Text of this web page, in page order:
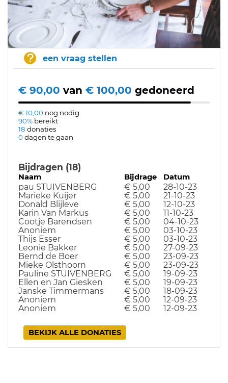
een vraag stellen
€ 90,00 van € 100,00 gedoneerd
€ 10,00 nog nodig
90% bereikt
18 donaties
0dagen te gaan
Bijdragen (18)
Naam Bijdrage Datum
pau STUIVENBERG € 5,00
28-10-23
Marieke Kuijer
€ 5,00
21-10-23
Donald Blijleve
€ 5,00
12-10-23
Karin Van Markus
€ 5,00
11-10-23
Cootje Barendsen
€ 5,00
04-10-23
Anoniem
€ 5,00
03-10-23
Thijs Esser
€ 5,00
03-10-23
Leonie Bakker
€ 5,00
27-09-23
Bernd de Boer
€ 5,00
23-09-23
Mieke Olsthoorn
€ 5,00
23-09-23
Pauline STUIVENBERG
€ 5,00
19-09-23
Ellen en Jan Giesken
€ 5,00
19-09-23
Janske Timmermans
€ 5,00
18-09-23
Anoniem
€ 5,00
12-09-23
Anoniem
€ 5,00 12-09-23
BEKIJK ALLE DONATIES